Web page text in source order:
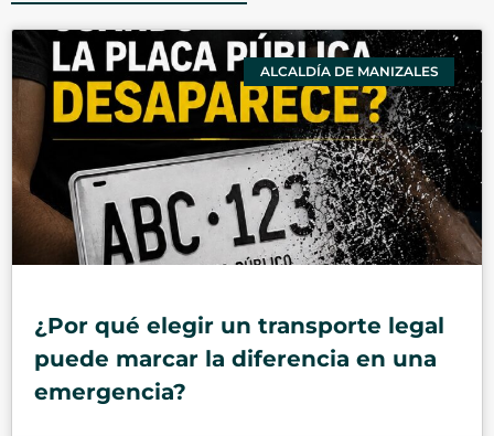
ALCALDÍA DE MANIZALES
¿Por qué elegir un transporte legal
puede marcar la diferencia en una
emergencia?